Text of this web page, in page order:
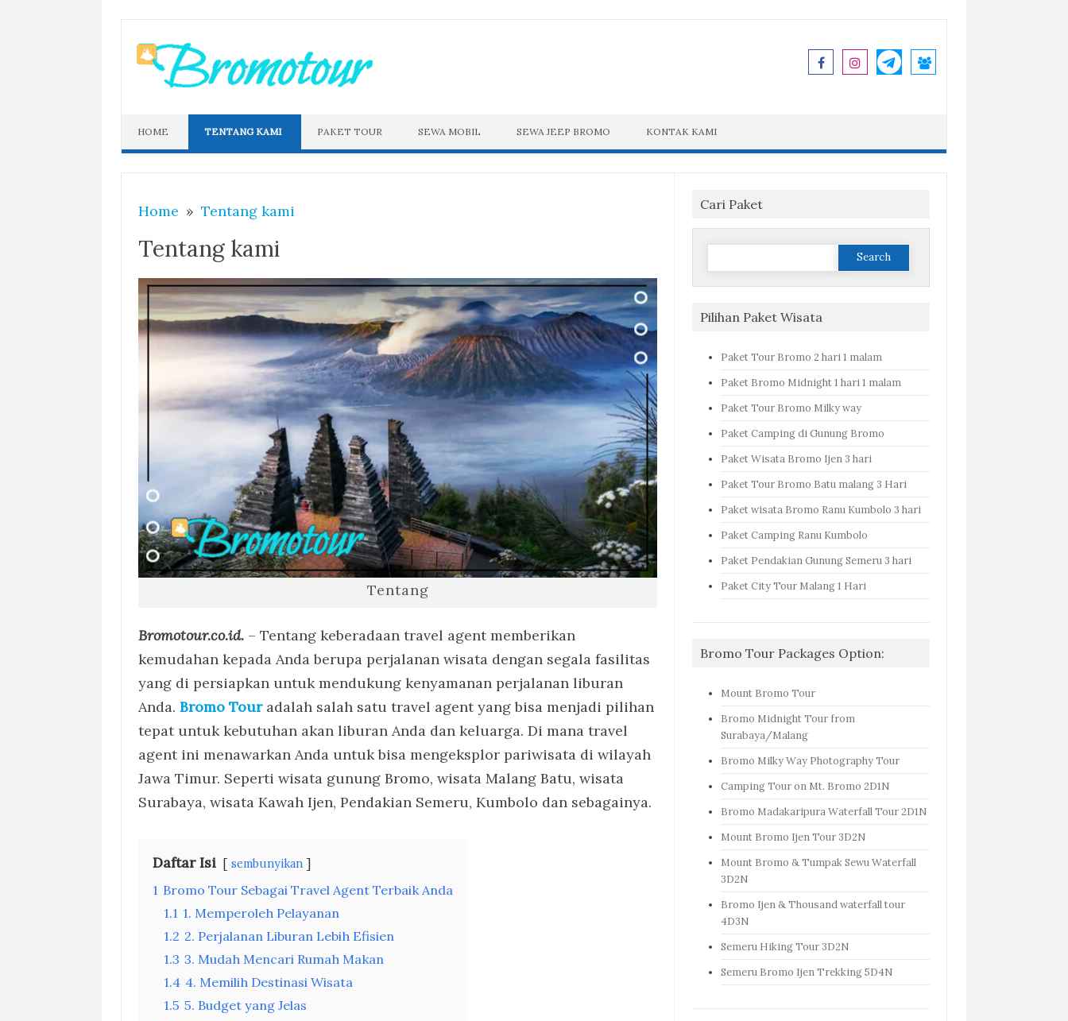
content
HOME TENTANG KAMI PAKET TOUR SEWA MOBIL SEWA JEEP BROMO KONTAK KAMI
Home Tentang kami
Tentang kami
Tentang
Bromotour.co.id.– Tentang keberadaan travel agent memberikan
kemudahan kepada Anda berupa perjalanan wisata dengan segala fasilitas
yang di persiapkan untuk mendukung kenyamanan perjalanan liburan
Anda. Bromo Touradalah salah satu travel agent yang bisa menjadi pilihan
tepat untuk kebutuhan akan liburan Anda dan keluarga. Di mana travel
agent ini menawarkan Anda untuk bisa mengeksplor pariwisata di wilayah
Jawa Timur. Seperti wisata gunung Bromo, wisata Malang Batu, wisata
Surabaya, wisata Kawah Ijen, Pendakian Semeru, Kumbolo dan sebagainya.
Daftar Isi sembunyikan
1 Bromo Tour Sebagai Travel Agent Terbaik Anda
1.1 1. Memperoleh Pelayanan
1.2 2. Perjalanan Liburan Lebih Efisien
1.3 3. Mudah Mencari Rumah Makan
1.4 4. Memilih Destinasi Wisata
1.5 5. Budget yang Jelas
Cari Paket
Search
Pilihan Paket Wisata
Paket Tour Bromo 2 hari 1 malam
Paket Bromo Midnight 1 hari 1 malam
Paket Tour Bromo Milky way
Paket Camping di Gunung Bromo
Paket Wisata Bromo Ijen 3 hari
Paket Tour Bromo Batu malang 3 Hari
Paket wisata Bromo Ranu Kumbolo 3 hari
Paket Camping Ranu Kumbolo
Paket Pendakian Gunung Semeru 3 hari
Paket City Tour Malang 1 Hari
Bromo Tour Packages Option:
Mount Bromo Tour
Bromo Midnight Tour from
Surabaya/Malang
Bromo Milky Way Photography Tour
Camping Tour on Mt. Bromo 2D1N
Bromo Madakaripura Waterfall Tour 2D1N
Mount Bromo Ijen Tour 3D2N
Mount Bromo & Tumpak Sewu Waterfall
3D2N
Bromo Ijen & Thousand waterfall tour
4D3N
Semeru Hiking Tour 3D2N
Semeru Bromo Ijen Trekking 5D4N